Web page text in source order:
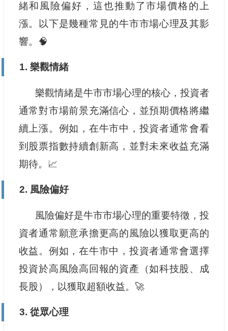
緒和風險偏好，這也推動了市場價格的上
漲。以下是幾種常見的牛市市場心理及其影
響。🧠
1. 樂觀情緒
樂觀情緒是牛市市場心理的核心，投資者
通常對市場前景充滿信心，並預期價格將繼
續上漲。例如，在牛市中，投資者通常會看
到股票指數持續創新高，並對未來收益充滿
期待。📈
2. 風險偏好
風險偏好是牛市市場心理的重要特徵，投
資者通常願意承擔更高的風險以獲取更高的
收益。例如，在牛市中，投資者通常會選擇
投資於高風險高回報的資產（如科技股、成
長股），以獲取超額收益。🚀
3. 從眾心理